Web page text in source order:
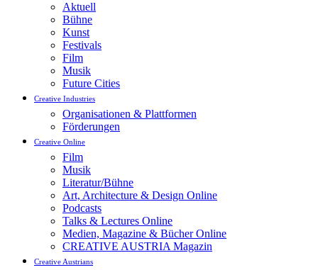
Aktuell
Bühne
Kunst
Festivals
Film
Musik
Future Cities
Creative Industries
Organisationen & Plattformen
Förderungen
Creative Online
Film
Musik
Literatur/Bühne
Art, Architecture & Design Online
Podcasts
Talks & Lectures Online
Medien, Magazine & Bücher Online
CREATIVE AUSTRIA Magazin
Creative Austrians